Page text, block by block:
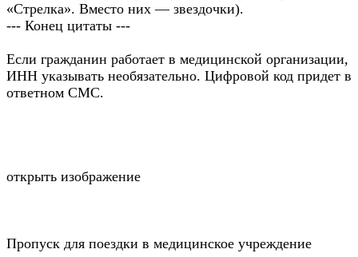
«Стрелка». Вместо них — звездочки).
--- Конец цитаты ---
Если гражданин работает в медицинской организации,
ИНН указывать необязательно. Цифровой код придет в
ответном СМС.
открыть изображение
Пропуск для поездки в медицинское учреждение